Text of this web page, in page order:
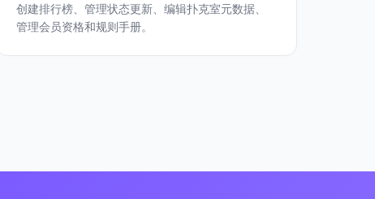
创建排行榜、管理状态更新、编辑扑克室元数据、
管理会员资格和规则手册。